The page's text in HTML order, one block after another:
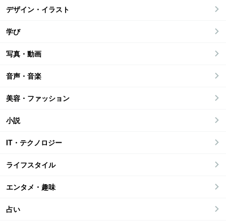
デザイン・イラスト
学び
写真・動画
音声・音楽
美容・ファッション
小説
IT・テクノロジー
ライフスタイル
エンタメ・趣味
占い